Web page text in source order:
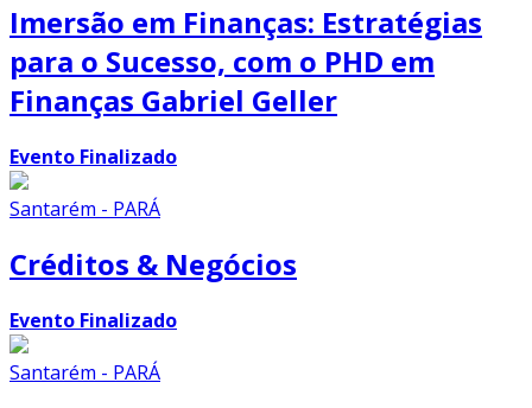
Imersão em Finanças: Estratégias
para o Sucesso, com o PHD em
Finanças Gabriel Geller
Evento Finalizado
Santarém - PARÁ
Créditos & Negócios
Evento Finalizado
Santarém - PARÁ